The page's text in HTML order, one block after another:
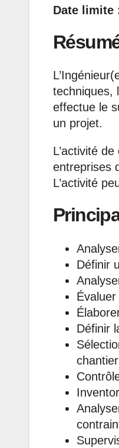
Date limite
techniques,
effectue le
un projet.
L’activité
entreprises
L’activité
Définir
Définir
chantier